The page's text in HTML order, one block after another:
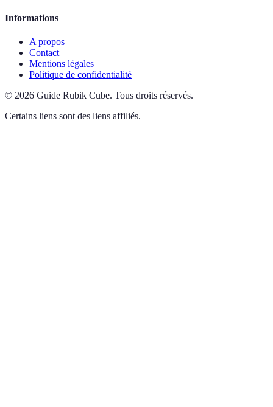
Informations
A propos
Contact
Mentions légales
Politique de confidentialité
© 2026 Guide Rubik Cube. Tous droits réservés.
Certains liens sont des liens affiliés.